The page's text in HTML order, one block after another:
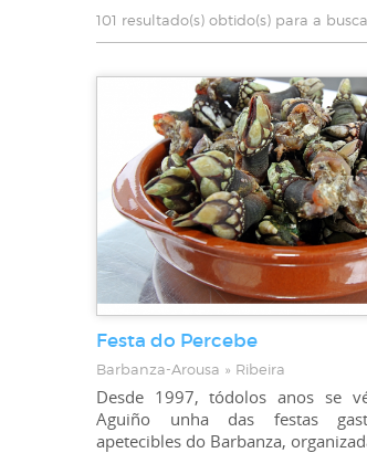
101 resultado(s) obtido(s) para a busca.
Festa do Percebe
Barbanza-Arousa » Ribeira
Desde 1997, tódolos anos se
Aguiño unha das festas